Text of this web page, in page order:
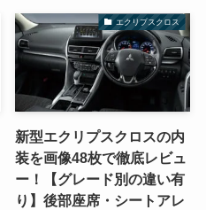
エクリプスクロス
新型エクリプスクロスの内
装を画像48枚で徹底レビュ
ー！【グレード別の違い有
り】後部座席・シートアレ